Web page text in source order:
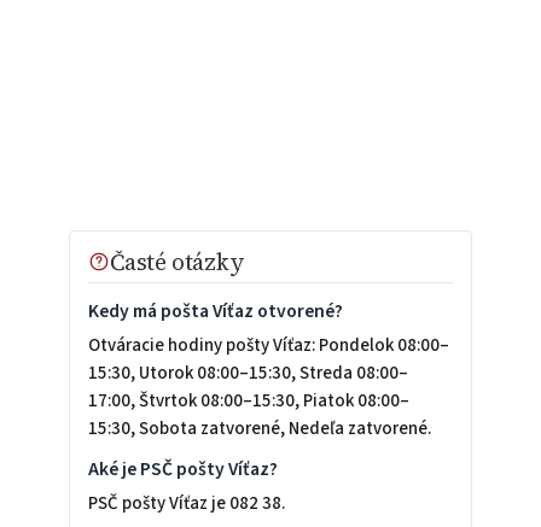
Časté otázky
Kedy má pošta Víťaz otvorené?
Otváracie hodiny pošty Víťaz: Pondelok 08:00–
15:30, Utorok 08:00–15:30, Streda 08:00–
17:00, Štvrtok 08:00–15:30, Piatok 08:00–
15:30, Sobota zatvorené, Nedeľa zatvorené.
Aké je PSČ pošty Víťaz?
PSČ pošty Víťaz je 082 38.